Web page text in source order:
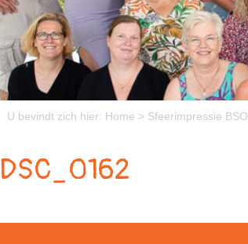
U bevindt zich hier: Home > Sfeerimpressie BSO
DSC_0162